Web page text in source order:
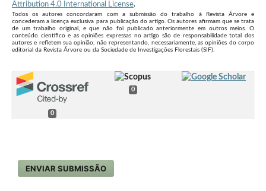
Attribution 4.0 International License.
Todos os autores concordaram com a submissão do trabalho à Revista Árvore e
concederam a licença exclusiva para publicação do artigo. Os autores afirmam que se trata
de um trabalho original, e que não foi publicado anteriormente em outros meios. O
conteúdo científico e as opiniões expressas no artigo são de responsabilidade total dos
autores e refletem sua opinião, não representando, necessariamente, as opiniões do corpo
editorial da Revista Árvore ou da Sociedade de Investigações Florestais (SIF).
0
0
ENVIAR SUBMISSÃO